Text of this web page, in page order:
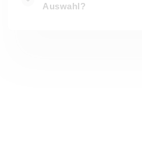
Auswahl?